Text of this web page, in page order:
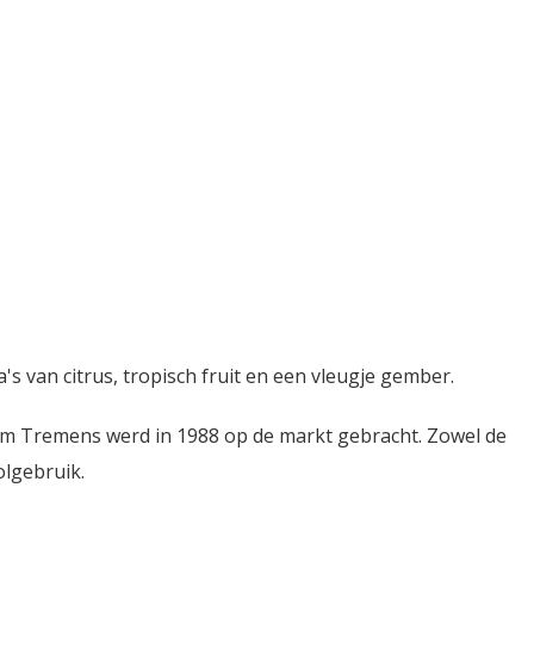
van citrus, tropisch fruit en een vleugje gember.
werd in 1988 op de markt gebracht. Zowel de